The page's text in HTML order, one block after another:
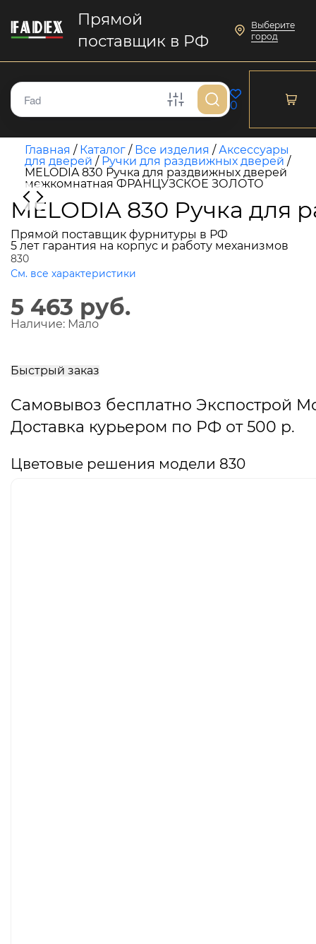
Прямой
поставщик в РФ
Выберите
город
0
Главная / Каталог / Все изделия /Аксессуары
для дверей / Ручки для раздвижных дверей /
MELODIA 830 Ручка для раздвижных дверей
межкомнатная ФРАНЦУЗСКОЕ ЗОЛОТО
MELODIA 830 Ручка
Прямой поставщик фурнитуры в РФ
5 лет гарантия на корпус и работу механизмов
830
См. все характеристики
5 463 руб.
Наличие: Мало
Быстрый заказ
Самовывоз бесплатно Экспострой
Доставка курьером по РФ от 500 р.
Цветовые решения модели 830